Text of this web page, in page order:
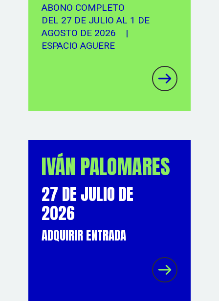
ABONO COMPLETO
DEL 27 DE JULIO AL 1 DE
AGOSTO DE 2026 |
ESPACIO AGUERE
IVÁN PALOMARES
27 DE JULIO DE
2026
ADQUIRIR ENTRADA